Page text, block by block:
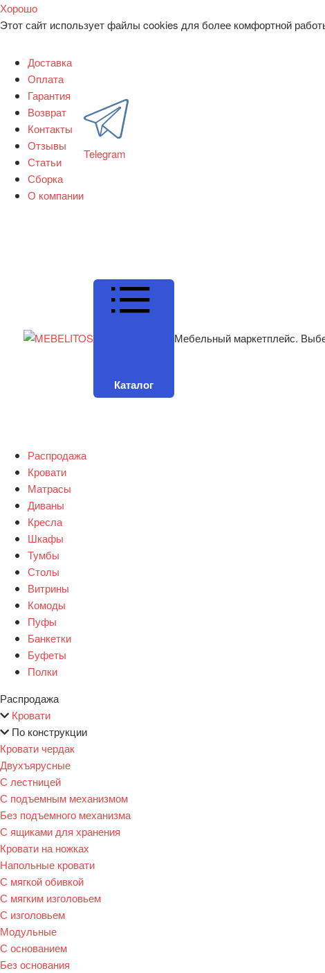
Хорошо
Этот сайт использует файлы cookies для более комфортной
Доставка
Оплата
Гарантия
Возврат
Контакты
Отзывы
Статьи
Сборка
О компании
Telegram
Каталог
Мебельный маркетплейс.
Распродажа
Кровати
Матрасы
Диваны
Кресла
Шкафы
Тумбы
Столы
Витрины
Комоды
Пуфы
Банкетки
Буфеты
Полки
Распродажа
Кровати
По конструкции
Кровати чердак
Двухъярусные
С лестницей
С подъемным механизмом
Без подъемного механизма
С ящиками для хранения
Кровати на ножках
Напольные кровати
С мягкой обивкой
С мягким изголовьем
С изголовьем
Модульные
С основанием
Без основания